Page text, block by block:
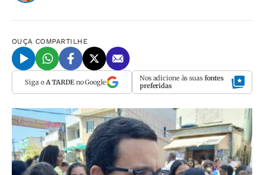
OUÇA COMPARTILHE
Siga o A TARDEno Google Nos adicione às suas fontes
preferidas